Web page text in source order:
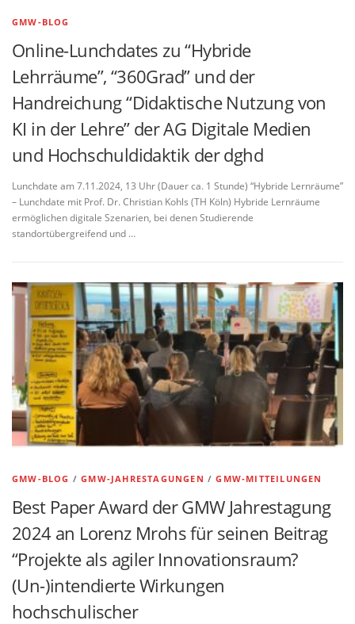
GMW-BLOG
Online-Lunchdates zu “Hybride
Lehrräume”, “360Grad” und der
Handreichung “Didaktische Nutzung von
KI in der Lehre” der AG Digitale Medien
und Hochschuldidaktik der dghd
Lunchdate am 7.11.2024, 13 Uhr (Dauer ca. 1 Stunde) “Hybride Lernräume”
– Lunchdate mit Prof. Dr. Christian Kohls (TH Köln) Hybride Lernräume
ermöglichen digitale Szenarien, bei denen Studierende
standortübergreifend und …
GMW-BLOG /GMW-JAHRESTAGUNGEN /GMW-MITTEILUNGEN
Best Paper Award der GMW Jahrestagung
2024 an Lorenz Mrohs für seinen Beitrag
“Projekte als agiler Innovationsraum?
(Un-)intendierte Wirkungen
hochschulischer